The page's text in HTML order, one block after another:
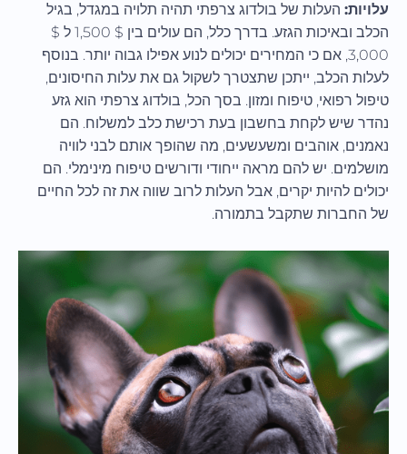
עלויות: העלות של בולדוג צרפתי תהיה תלויה במגדל, בגיל
הכלב ובאיכות הגזע. בדרך כלל, הם עולים בין $ 1,500 ל $
3,000, אם כי המחירים יכולים לנוע אפילו גבוה יותר. בנוסף
לעלות הכלב, ייתכן שתצטרך לשקול גם את עלות החיסונים,
טיפול רפואי, טיפוח ומזון. בסך הכל, בולדוג צרפתי הוא גזע
נהדר שיש לקחת בחשבון בעת רכישת כלב למשלוח. הם
נאמנים, אוהבים ומשעשעים, מה שהופך אותם לבני לוויה
מושלמים. יש להם מראה ייחודי ודורשים טיפוח מינימלי. הם
יכולים להיות יקרים, אבל העלות לרוב שווה את זה לכל החיים
של החברות שתקבל בתמורה.